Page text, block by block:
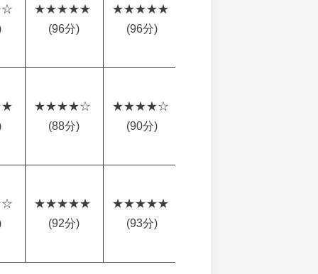
★★★★★
(96分)
★★★★★
(96分)
★★★★☆
(88分)
★★★★☆
(90分)
★★★★★
(92分)
★★★★★
(93分)